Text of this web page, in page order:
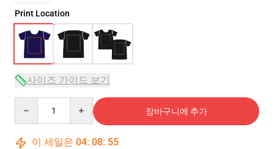
Print Location
사이즈 가이드 보기
장바구니에 추가
이 세일은 04: 08: 54